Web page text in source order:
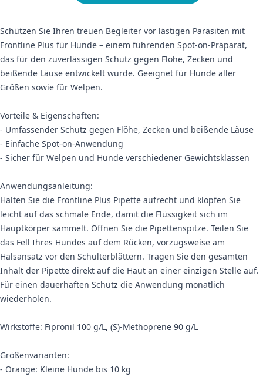
Schützen Sie Ihren treuen Begleiter vor lästigen Parasiten mit
Frontline Plus für Hunde – einem führenden Spot-on-Präparat,
das für den zuverlässigen Schutz gegen Flöhe, Zecken und
beißende Läuse entwickelt wurde. Geeignet für Hunde aller
Größen sowie für Welpen.
Vorteile & Eigenschaften:
- Umfassender Schutz gegen Flöhe, Zecken und beißende Läuse
- Einfache Spot-on-Anwendung
- Sicher für Welpen und Hunde verschiedener Gewichtsklassen
Anwendungsanleitung:
Halten Sie die Frontline Plus Pipette aufrecht und klopfen Sie
leicht auf das schmale Ende, damit die Flüssigkeit sich im
Hauptkörper sammelt. Öffnen Sie die Pipettenspitze. Teilen Sie
das Fell Ihres Hundes auf dem Rücken, vorzugsweise am
Halsansatz vor den Schulterblättern. Tragen Sie den gesamten
Inhalt der Pipette direkt auf die Haut an einer einzigen Stelle auf.
Für einen dauerhaften Schutz die Anwendung monatlich
wiederholen.
Wirkstoffe: Fipronil 100 g/L, (S)-Methoprene 90 g/L
Größenvarianten:
- Orange: Kleine Hunde bis 10 kg